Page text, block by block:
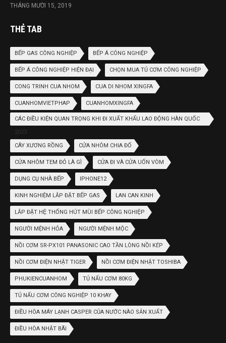
THÁNG MƯỜI 15, 2019
THẺ TAB
BẾP GAS CÔNG NGHIỆP BẾP Á CÔNG NGHIỆP
BẾP Á CÔNG NGHIỆP HIỆN ĐẠI CHỌN MUA TỦ CƠM CÔNG NGHIỆP
CONG TRINH CUA NHOM CUA DI NHOM XINGFA
CUANHOMVIETPHAP CUANHOMXINGFA
CÁC ĐIỀU KIỆN QUAN TRỌNG KHI ĐI XUẤT KHẨU LAO ĐỘNG HÀN QUỐC
2023
CÂY XƯƠNG RỒNG CỬA NHÔM CHIA ĐỐ
CỬA NHÔM TEM ĐỎ LÀ GÌ CỬA ĐI VÀ CỬA UỐN VÒM
DỤNG CỤ NHÀ BẾP IPHONE12
KINH NGHIỆM LẮP ĐẶT BẾP GAS LAN CAN KINH
LẮP ĐẶT HỆ THỐNG HÚT MÙI BẾP CÔNG NGHIỆP
NGƯỜI MỆNH HỎA NGƯỜI MỆNH MỘC
NỒI CƠM SR-PX101 PANASONIC CAO TẦN LÒNG NỒI KÉP
NỒI CƠM ĐIỆN NHẬT TIGER NỒI CƠM ĐIỆN NHẬT TOSHIBA
PHUKIENCUANHOM TỦ NẤU CƠM 80KG
TỦ NẤU CƠM CÔNG NGHIỆP 10 KHAY
ĐIỀU HÒA MÁY LẠNH CASPER CỦA NƯỚC NÀO SẢN XUẤT
ĐIỀU HÒA NHẬT BÃI